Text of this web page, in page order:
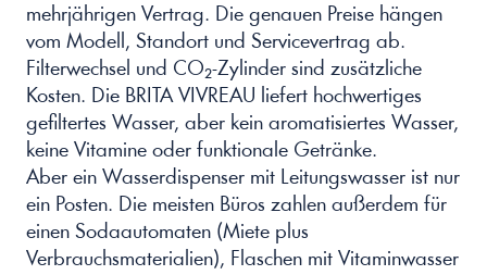
mehrjährigen Vertrag. Die genauen Preise hängen
vom Modell, Standort und Servicevertrag ab.
Filterwechsel und CO₂-Zylinder sind zusätzliche
Kosten. Die BRITA VIVREAU liefert hochwertiges
gefiltertes Wasser, aber kein aromatisiertes Wasser,
keine Vitamine oder funktionale Getränke.
Aber ein Wasserdispenser mit Leitungswasser ist nur
ein Posten. Die meisten Büros zahlen außerdem für
einen Sodaautomaten (Miete plus
Verbrauchsmaterialien), Flaschen mit Vitaminwasser